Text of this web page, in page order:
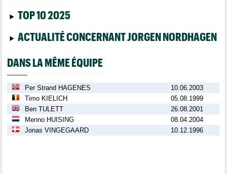
TOP 10 2025
ACTUALITÉ CONCERNANT JORGEN NORDHAGEN
DANS LA MÊME ÉQUIPE
Per Strand HAGENES
10.06.2003
Timo KIELICH
05.08.1999
Ben TULETT
26.08.2001
Menno HUISING
08.04.2004
Jonas VINGEGAARD
10.12.1996